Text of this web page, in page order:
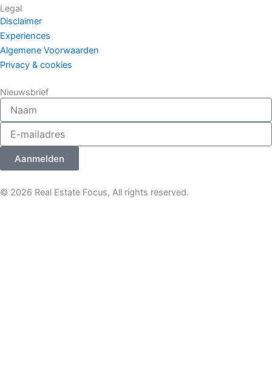
Legal
Disclaimer
Experiences
Algemene Voorwaarden
Privacy & cookies
Nieuwsbrief
Aanmelden
© 2026 Real Estate Focus, All rights reserved.